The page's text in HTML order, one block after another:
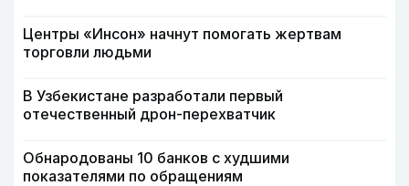
Центры «Инсон» начнут помогать жертвам
торговли людьми
В Узбекистане разработали первый
отечественный дрон-перехватчик
Обнародованы 10 банков с худшими
показателями по обращениям